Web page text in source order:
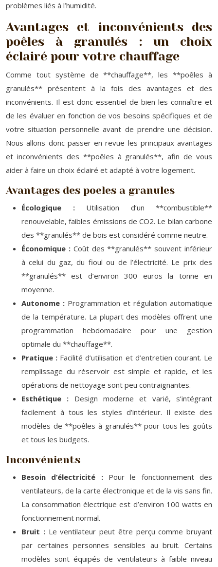
problèmes liés à l’humidité.
Avantages et inconvénients des
poêles à granulés : un choix
éclairé pour votre chauffage
Comme tout système de **chauffage**, les **poêles à
granulés** présentent à la fois des avantages et des
inconvénients. Il est donc essentiel de bien les connaître et
de les évaluer en fonction de vos besoins spécifiques et de
votre situation personnelle avant de prendre une décision.
Nous allons donc passer en revue les principaux avantages
et inconvénients des **poêles à granulés**, afin de vous
aider à faire un choix éclairé et adapté à votre logement.
Avantages des poeles a granules
Écologique : Utilisation d’un **combustible**
renouvelable, faibles émissions de CO2. Le bilan carbone
des **granulés** de bois est considéré comme neutre.
Économique : Coût des **granulés** souvent inférieur
à celui du gaz, du fioul ou de l’électricité. Le prix des
**granulés** est d’environ 300 euros la tonne en
moyenne.
Autonome : Programmation et régulation automatique
de la température. La plupart des modèles offrent une
programmation hebdomadaire pour une gestion
optimale du **chauffage**.
Pratique : Facilité d’utilisation et d’entretien courant. Le
remplissage du réservoir est simple et rapide, et les
opérations de nettoyage sont peu contraignantes.
Esthétique : Design moderne et varié, s’intégrant
facilement à tous les styles d’intérieur. Il existe des
modèles de **poêles à granulés** pour tous les goûts
et tous les budgets.
Inconvénients
Besoin d’électricité : Pour le fonctionnement des
ventilateurs, de la carte électronique et de la vis sans fin.
La consommation électrique est d’environ 100 watts en
fonctionnement normal.
Bruit : Le ventilateur peut être perçu comme bruyant
par certaines personnes sensibles au bruit. Certains
modèles sont équipés de ventilateurs à faible niveau